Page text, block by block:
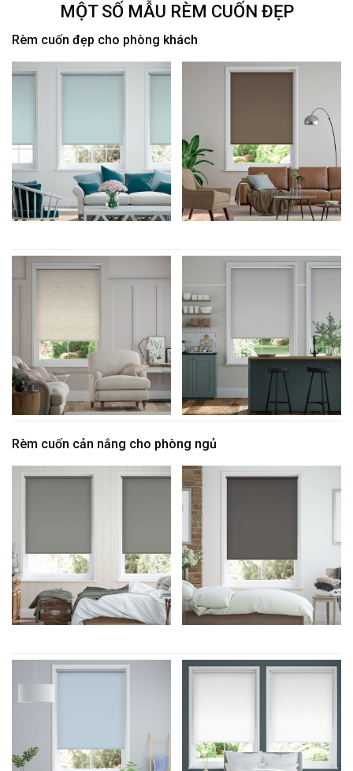
MỘT SỐ MẪU RÈM CUỐN ĐẸP
Rèm cuốn đẹp cho phòng khách
Rèm cuốn cản nắng cho phòng ngủ